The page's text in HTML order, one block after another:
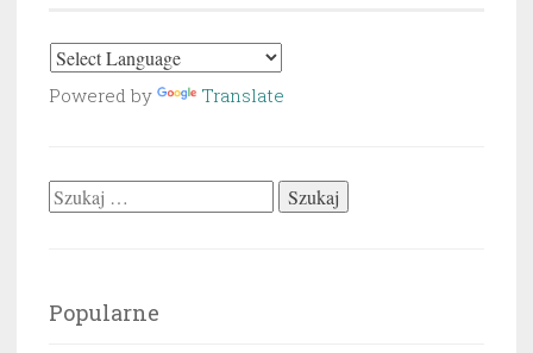
Powered by Translate
Szukaj:
Popularne